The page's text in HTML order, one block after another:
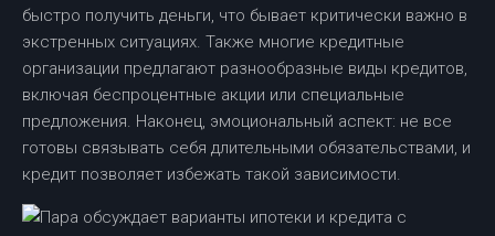
быстро получить деньги, что бывает критически важно в
экстренных ситуациях. Также многие кредитные
организации предлагают разнообразные виды кредитов,
включая беспроцентные акции или специальные
предложения. Наконец, эмоциональный аспект: не все
готовы связывать себя длительными обязательствами, и
кредит позволяет избежать такой зависимости.